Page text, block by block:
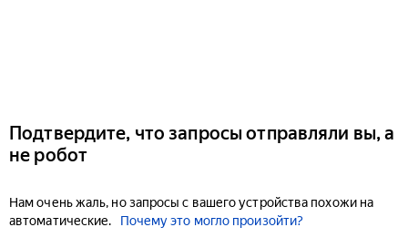
Подтвердите, что запросы отправляли вы, а
не робот
Нам очень жаль, но запросы с вашего устройства похожи на
автоматические.
Почему это могло произойти?